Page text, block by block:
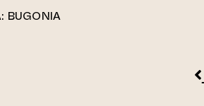
BUGONIA